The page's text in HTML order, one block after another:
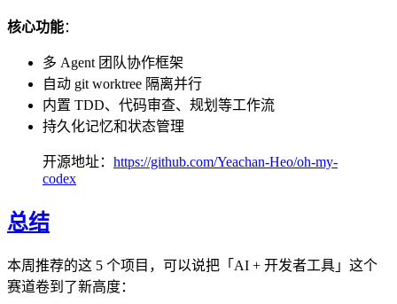
核心功能：
多 Agent 团队协作框架
自动 git worktree 隔离并行
内置 TDD、代码审查、规划等工作流
持久化记忆和状态管理
开源地址： https://github.com/Yeachan-Heo/oh-my-
codex
总结
本周推荐的这 5 个项目，可以说把「AI + 开发者工具」这个
赛道卷到了新高度：